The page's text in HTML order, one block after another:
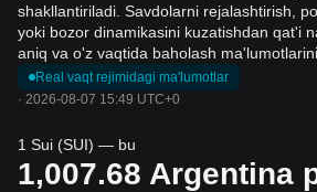
shakllantiriladi. Savdolarni rejalashtirish,
yoki bozor dinamikasini kuzatishdan qat'i
aniq va o'z vaqtida baholash
Real vaqt rejimidagi ma'lumotlar
· 2026-08-07 15:49 UTC+0
1 Sui (SUI) — bu
1,007.68 Argentina